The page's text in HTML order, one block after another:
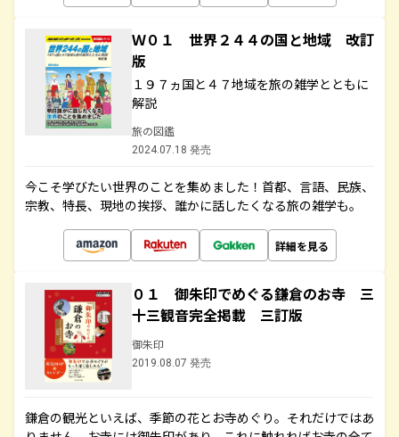
Ｗ０１ 世界２４４の国と地域 改訂
版
１９７ヵ国と４７地域を旅の雑学とともに
解説
旅の図鑑
2024.07.18 発売
今こそ学びたい世界のことを集めました！首都、言語、民族、
宗教、特長、現地の挨拶、誰かに話したくなる旅の雑学も。
詳細を見る
０１ 御朱印でめぐる鎌倉のお寺 三
十三観音完全掲載 三訂版
御朱印
2019.08.07 発売
鎌倉の観光といえば、季節の花とお寺めぐり。それだけではあ